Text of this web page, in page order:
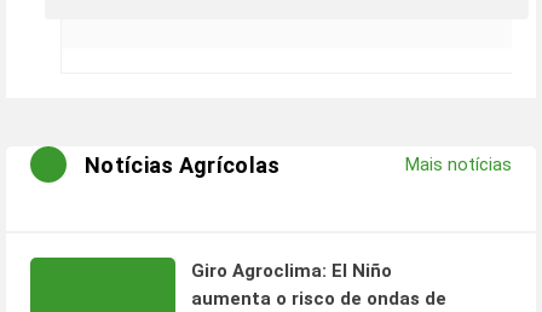
Notícias Agrícolas Mais notícias
Giro Agroclima: El Niño
aumenta o risco de ondas de